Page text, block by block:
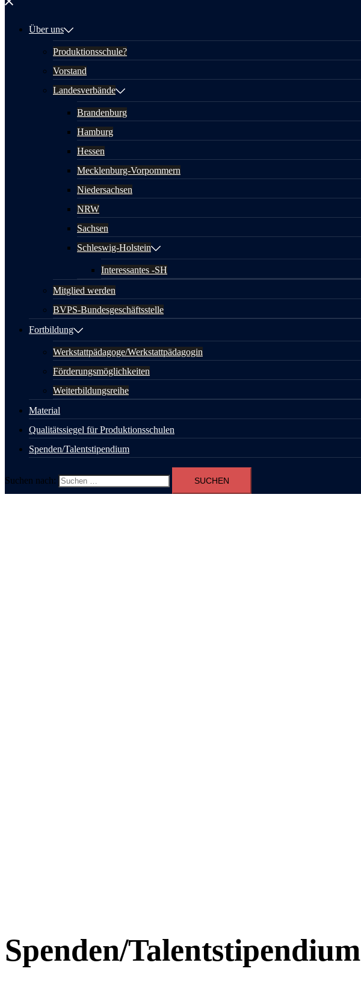
Über uns
Produktionsschule?
Vorstand
Landesverbände
Brandenburg
Hamburg
Hessen
Mecklenburg-Vorpommern
Niedersachsen
NRW
Sachsen
Schleswig-Holstein
Interessantes -SH
Mitglied werden
BVPS-Bundesgeschäftsstelle
Fortbildung
Werkstattpädagoge/Werkstattpädagogin
Förderungsmöglichkeiten
Weiterbildungsreihe
Material
Qualitätssiegel für Produktionsschulen
Spenden/Talentstipendium
Suchen nach:
Spenden/Talentstipendium